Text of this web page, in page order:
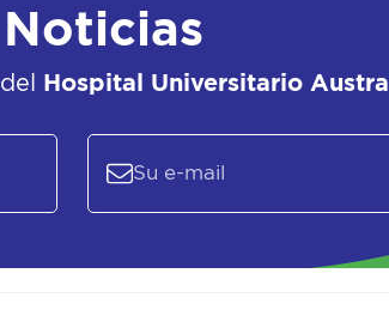
Noticias
del Hospital Universitario Austral